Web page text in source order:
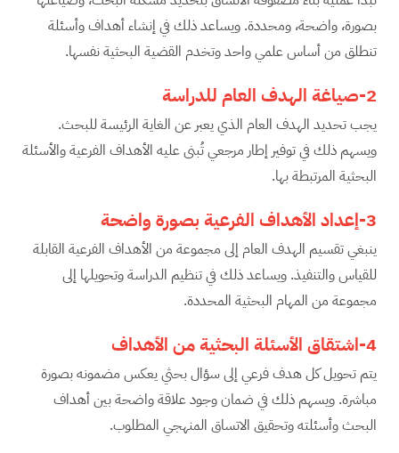
بصورة، واضحة، ومحددة. ويساعد ذلك في إنشاء أهداف وأسئلة
تنطلق من أساس علمي واحد وتخدم القضية البحثية نفسها.
2-صياغة الهدف العام للدراسة
يجب تحديد الهدف العام الذي يعبر عن الغاية الرئيسة للبحث.
ويسهم ذلك في توفير إطار مرجعي تُبنى عليه الأهداف الفرعية والأسئلة
البحثية المرتبطة بها.
3-إعداد الأهداف الفرعية بصورة واضحة
ينبغي تقسيم الهدف العام إلى مجموعة من الأهداف الفرعية القابلة
للقياس والتنفيذ. ويساعد ذلك في تنظيم الدراسة وتحويلها إلى
مجموعة من المهام البحثية المحددة.
4-اشتقاق الأسئلة البحثية من الأهداف
يتم تحويل كل هدف فرعي إلى سؤال بحثي يعكس مضمونه بصورة
مباشرة. ويسهم ذلك في ضمان وجود علاقة واضحة بين أهداف
البحث وأسئلته وتحقيق الاتساق المنهجي المطلوب.